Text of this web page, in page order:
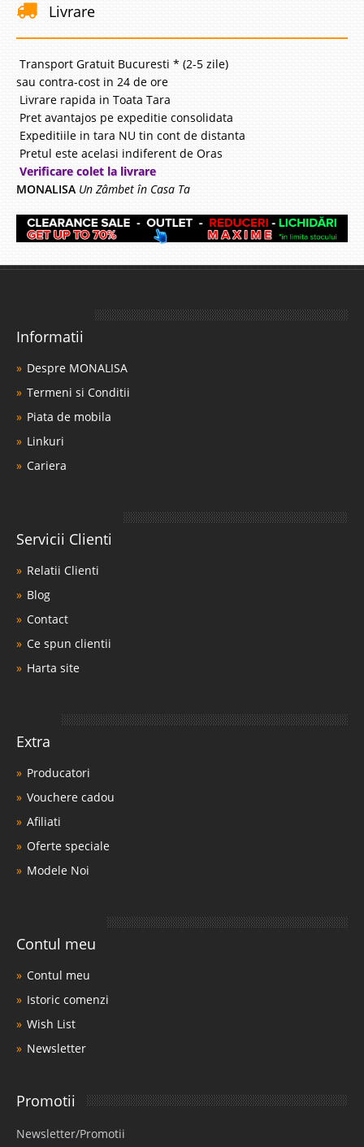
Livrare
Transport Gratuit Bucuresti * (2-5 zile)
sau contra-cost in 24 de ore
Livrare rapida in Toata Tara
Pret avantajos pe expeditie consolidata
Expeditiile in tara NU tin cont de distanta
Pretul este acelasi indiferent de Oras
Verificare colet la livrare
MONALISA Un Zâmbet în Casa Ta
Informatii
Despre MONALISA
Termeni si Conditii
Piata de mobila
Linkuri
Cariera
Servicii Clienti
Relatii Clienti
Blog
Contact
Ce spun clientii
Harta site
Extra
Producatori
Vouchere cadou
Afiliati
Oferte speciale
Modele Noi
Contul meu
Contul meu
Istoric comenzi
Wish List
Newsletter
Promotii
Newsletter/Promotii